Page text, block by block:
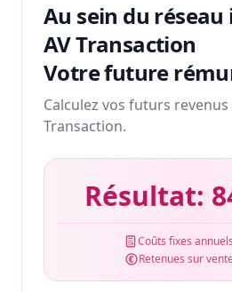
Au sein du
AV Transaction
Votre future
Calculez vos futurs revenus
Transaction.
Résultat:
Coûts fixes
Retenues sur